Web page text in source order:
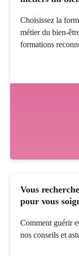
Choisissez la
métier du bien-
formations
Vous
pour vous
Comment guérir
nos conseils et